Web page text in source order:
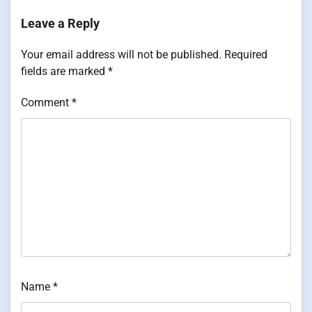
Leave a Reply
Your email address will not be published. Required
fields are marked *
Comment *
Name *